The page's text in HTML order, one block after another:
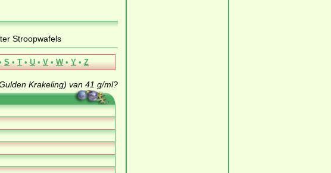
Stroopwafels
S • T • U • V • W • Y • Z
Krakeling) van 41 g/ml?